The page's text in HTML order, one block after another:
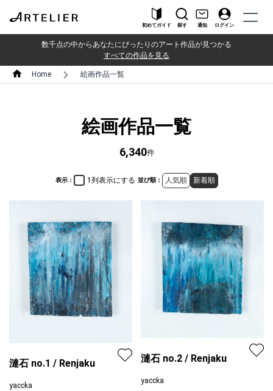
初めてガイド 探す 通知 ログイン
数千点の中からあなたにぴったりのアート作品が見つかる
すべての作品を見る
Home 絵画作品一覧
絵画作品一覧
6,340件
表示： 1列表示にする 並び順： 人気順 新着順
漣石 no.1 / Renjaku
yaccka
漣石 no.2 / Renjaku
yaccka